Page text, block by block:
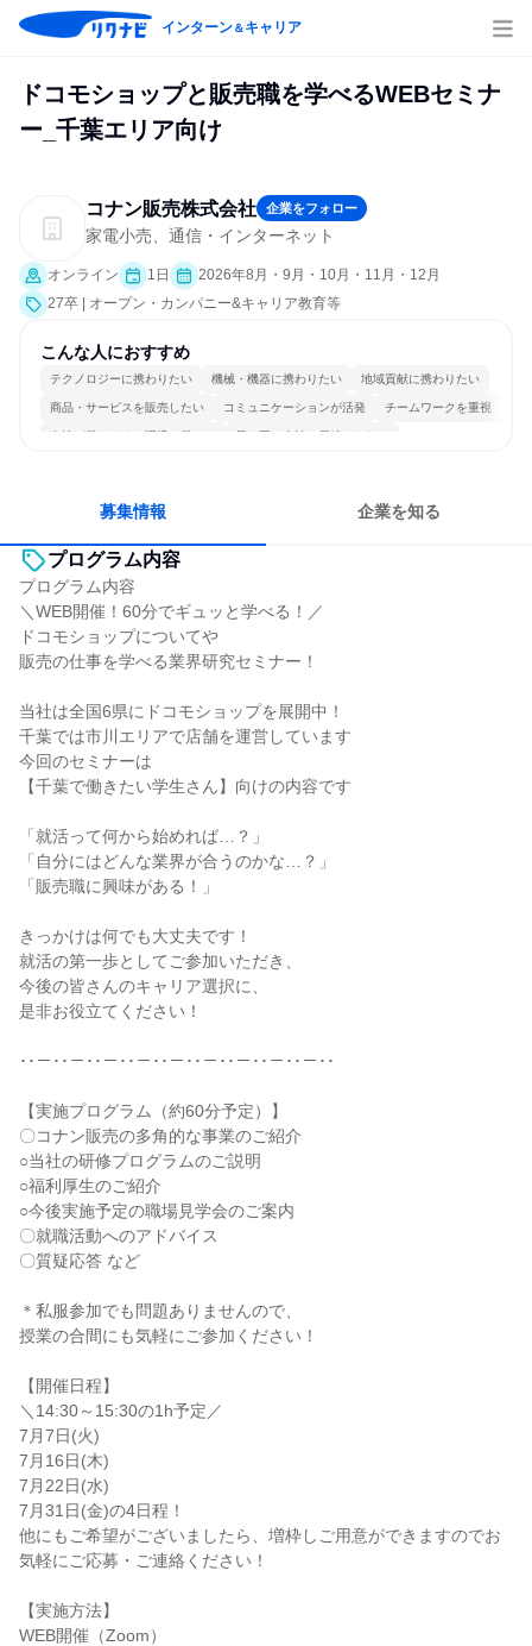
インターン＆キャリア
ドコモショップと販売職を学べるWEBセミナ
ー_千葉エリア向け
コナン販売株式会社 企業をフォロー
家電小売、通信・インターネット
オンライン 1日
2026年8月・9月・10月・11月・12月
27卒 | オープン・カンパニー&キャリア教育等
こんな人におすすめ
テクノロジーに携わりたい 機械・機器に携わりたい 地域貢献に携わりたい
商品・サービスを販売したい コミュニケーションが活発 チームワークを重視
女性が働きやすい環境で働ける 長く同じ会社に居続けられる
募集情報 企業を知る
プログラム内容
プログラム内容
＼WEB開催！60分でギュッと学べる！／
ドコモショップについてや
販売の仕事を学べる業界研究セミナー！
当社は全国6県にドコモショップを展開中！
千葉では市川エリアで店舗を運営しています
今回のセミナーは
【千葉で働きたい学生さん】向けの内容です
「就活って何から始めれば…？」
「自分にはどんな業界が合うのかな…？」
「販売職に興味がある！」
きっかけは何でも大丈夫です！
就活の第一歩としてご参加いただき、
今後の皆さんのキャリア選択に、
是非お役立てください！
･･－･･－･･－･･－･･－･･－･･－･･－･･－･･
【実施プログラム（約60分予定）】
〇コナン販売の多角的な事業のご紹介
○当社の研修プログラムのご説明
○福利厚生のご紹介
○今後実施予定の職場見学会のご案内
〇就職活動へのアドバイス
〇質疑応答 など
＊私服参加でも問題ありませんので、
授業の合間にも気軽にご参加ください！
【開催日程】
＼14:30～15:30の1h予定／
7月7日(火)
7月16日(木)
7月22日(水)
7月31日(金)の4日程！
他にもご希望がございましたら、増枠しご用意ができますのでお
気軽にご応募・ご連絡ください！
【実施方法】
WEB開催（Zoom）